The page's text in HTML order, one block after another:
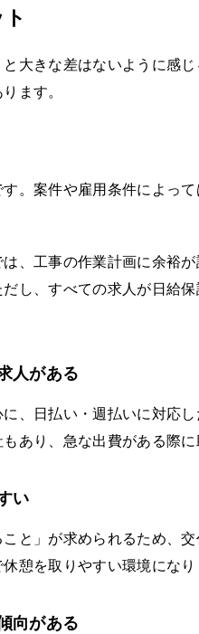
大きな差はないように感
ます。
す。案件や雇用条件によっ
、工事の作業計画に余裕
し、すべての求人が日給
人がある
、日払い・週払いに対応
あり、急な出費がある際に
い
と」が求められるため、
憩を取りやすい環境にな
向がある